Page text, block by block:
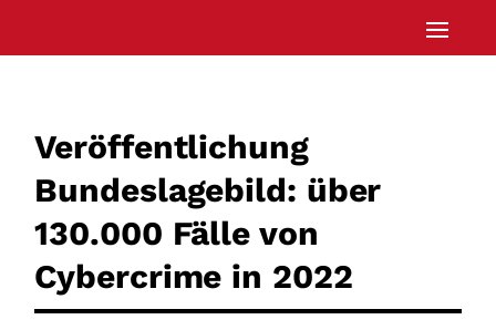
Veröffentlichung
Bundeslagebild: über
130.000 Fälle von
Cybercrime in 2022